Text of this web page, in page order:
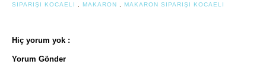
SIPARIŞI KOCAELI
MAKARON MAKARON SIPARIŞI KOCAELI
Hiç yorum yok :
Yorum Gönder